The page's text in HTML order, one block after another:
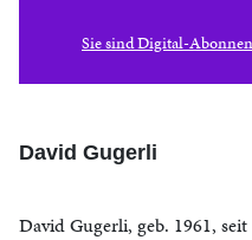
Sie sind Digital-
David Gugerli
David Gugerli, geb. 1961,